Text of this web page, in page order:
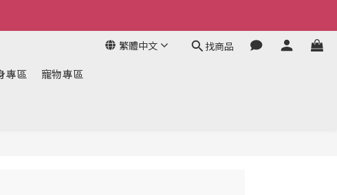
繁體中文 找商品
專區
寵物專區